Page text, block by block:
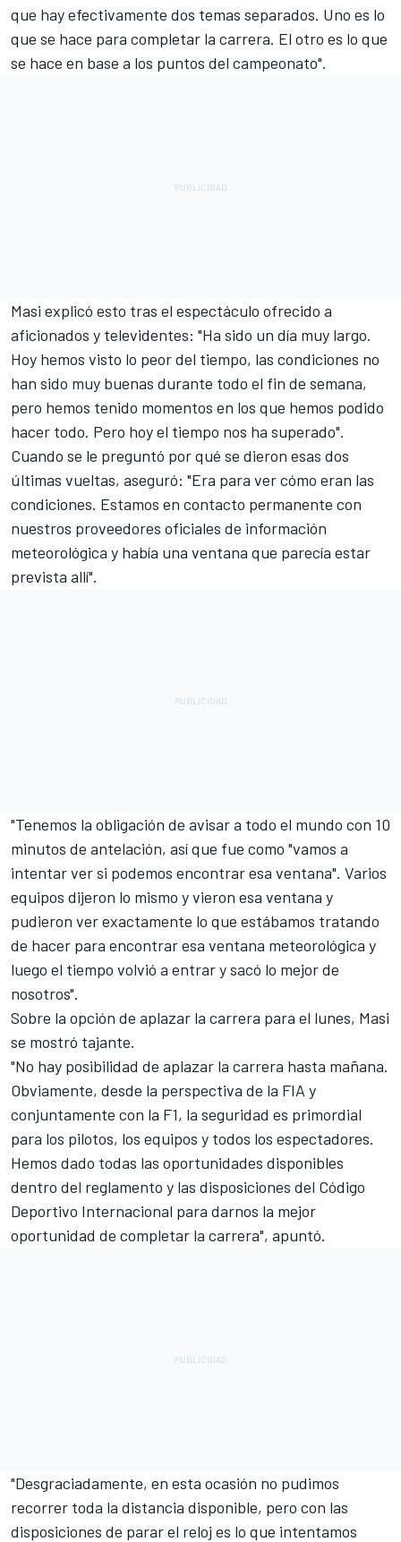
que hay efectivamente dos temas separados. Uno es lo
que se hace para completar la carrera. El otro es lo que
se hace en base a los puntos del campeonato".
Masi explicó esto tras el espectáculo ofrecido a
aficionados y televidentes: "Ha sido un día muy largo.
Hoy hemos visto lo peor del tiempo, las condiciones no
han sido muy buenas durante todo el fin de semana,
pero hemos tenido momentos en los que hemos podido
hacer todo. Pero hoy el tiempo nos ha superado".
Cuando se le preguntó por qué se dieron esas dos
últimas vueltas, aseguró: "Era para ver cómo eran las
condiciones. Estamos en contacto permanente con
nuestros proveedores oficiales de información
meteorológica y había una ventana que parecía estar
prevista allí".
"Tenemos la obligación de avisar a todo el mundo con 10
minutos de antelación, así que fue como "vamos a
intentar ver si podemos encontrar esa ventana". Varios
equipos dijeron lo mismo y vieron esa ventana y
pudieron ver exactamente lo que estábamos tratando
de hacer para encontrar esa ventana meteorológica y
luego el tiempo volvió a entrar y sacó lo mejor de
nosotros".
Sobre la opción de aplazar la carrera para el lunes, Masi
se mostró tajante.
"No hay posibilidad de aplazar la carrera hasta mañana.
Obviamente, desde la perspectiva de la FIA y
conjuntamente con la F1, la seguridad es primordial
para los pilotos, los equipos y todos los espectadores.
Hemos dado todas las oportunidades disponibles
dentro del reglamento y las disposiciones del Código
Deportivo Internacional para darnos la mejor
oportunidad de completar la carrera", apuntó.
"Desgraciadamente, en esta ocasión no pudimos
recorrer toda la distancia disponible, pero con las
disposiciones de parar el reloj es lo que intentamos